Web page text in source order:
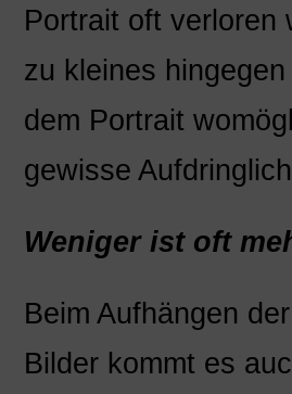
Portrait oft verloren
zu kleines
dem Portrait
gewisse
Weniger ist oft
Beim Aufhängen
Bilder kommt es